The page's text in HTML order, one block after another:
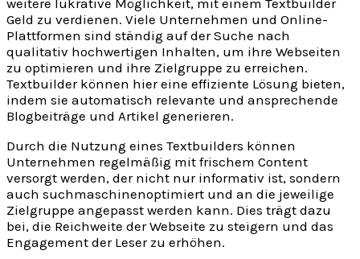
Geld zu verdienen. Viele Unternehmen und Online-
Plattformen sind ständig auf der Suche nach
qualitativ hochwertigen Inhalten, um ihre Webseiten
zu optimieren und ihre Zielgruppe zu erreichen.
Textbuilder können hier eine effiziente Lösung bieten,
indem sie automatisch relevante und ansprechende
Blogbeiträge und Artikel generieren.
Durch die Nutzung eines Textbuilders können
Unternehmen regelmäßig mit frischem Content
versorgt werden, der nicht nur informativ ist, sondern
auch suchmaschinenoptimiert und an die jeweilige
Zielgruppe angepasst werden kann. Dies trägt dazu
bei, die Reichweite der Webseite zu steigern und das
Engagement der Leser zu erhöhen.